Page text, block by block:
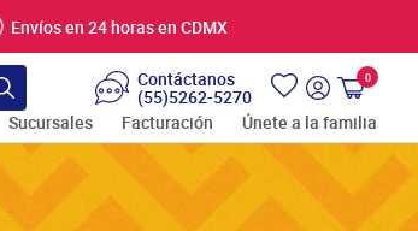
Envíos en 24 horas en CDMX
Buscar
Contáctanos
(55)5262-5270 Ingresar
Carrito
0
Sucursales Facturación Únete a la familia